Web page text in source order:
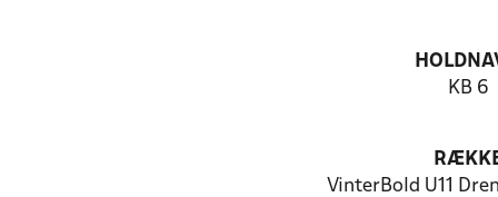
KB 6
VinterBold U11